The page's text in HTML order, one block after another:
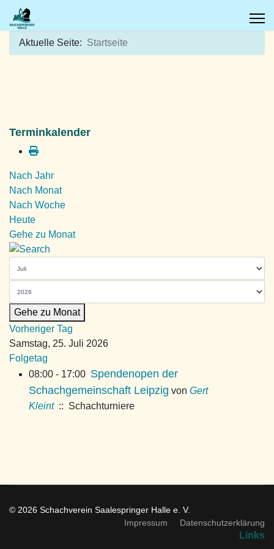
Aktuelle Seite: Startseite
Terminkalender
Nach Jahr
Nach Monat
Nach Woche
Heute
Gehe zu Monat
Gehe zu Monat
Vorheriger Tag
Samstag, 25. Juli 2026
Folgetag
08:00 - 17:00 Spendenopen der
Schachgemeinschaft Leipzig von Gert
Kleint:: Schachturniere
© 2026 Schachverein Saalespringer Halle e. V.
Impressum
Datenschutzerklärung
Links